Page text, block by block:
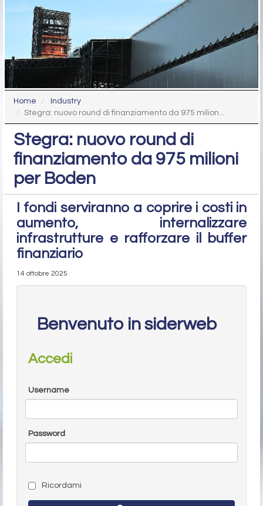
Home
Industry
Stegra: nuovo round di finanziamento da 975 milion...
Stegra: nuovo round di
finanziamento da 975 milioni
per Boden
I fondi serviranno a coprire i costi in
aumento, internalizzare
infrastrutture e rafforzare il buffer
finanziario
14 ottobre 2025
Benvenuto in siderweb
Accedi
Username
Password
Ricordami